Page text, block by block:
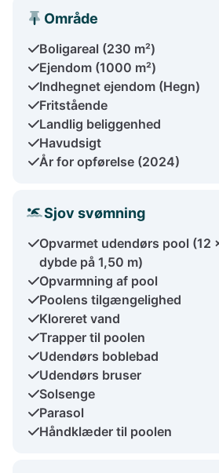
Område
Boligareal (230 m²)
Ejendom (1000 m²)
Indhegnet ejendom (Hegn)
Fritstående
Landlig beliggenhed
Havudsigt
År for opførelse (2024)
Sjov svømning
Opvarmet udendørs pool (12
dybde på 1,50 m)
Opvarmning af pool
Poolens tilgængelighed
Kloreret vand
Trapper til poolen
Udendørs boblebad
Udendørs bruser
Solsenge
Parasol
Håndklæder til poolen